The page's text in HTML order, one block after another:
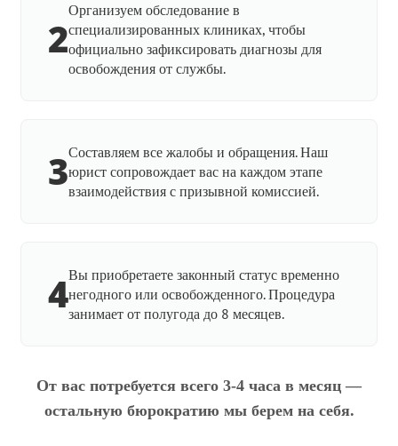
2
Организуем обследование в
специализированных клиниках, чтобы
официально зафиксировать диагнозы для
освобождения от службы.
3Составляем все жалобы и обращения. Наш
юрист сопровождает вас на каждом этапе
взаимодействия с призывной комиссией.
4Вы приобретаете законный статус временно
негодного или освобожденного. Процедура
занимает от полугода до 8 месяцев.
От вас потребуется всего 3-4 часа в месяц —
остальную бюрократию мы берем на себя.